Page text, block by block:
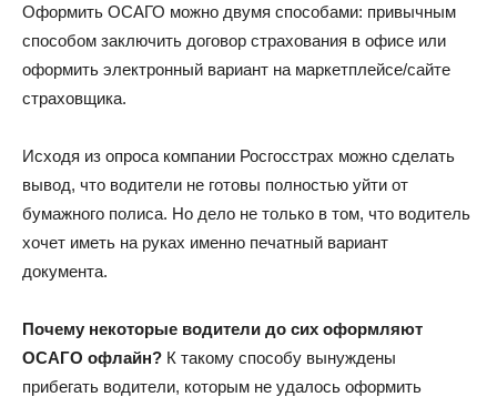
Оформить ОСАГО можно двумя способами: привычным
способом заключить договор страхования в офисе или
оформить электронный вариант на маркетплейсе/сайте
страховщика.
Исходя из опроса компании Росгосстрах можно сделать
вывод, что водители не готовы полностью уйти от
бумажного полиса. Но дело не только в том, что водитель
хочет иметь на руках именно печатный вариант
документа.
Почему некоторые водители до сих оформляют
ОСАГО офлайн? К такому способу вынуждены
прибегать водители, которым не удалось оформить